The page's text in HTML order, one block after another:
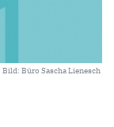
Bild: Büro Sascha Lienesch